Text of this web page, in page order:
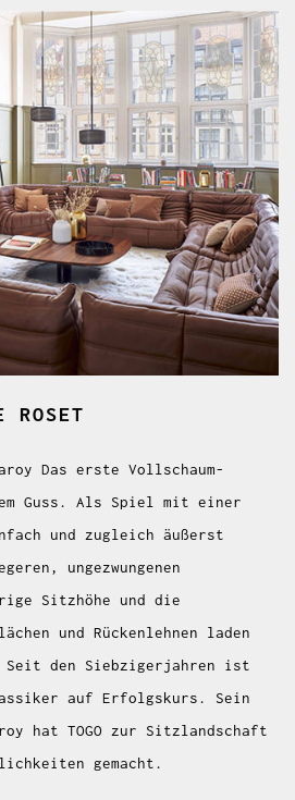
ROSET
Das erste Vollschaum-
Guss. Als Spiel mit einer
und zugleich äußerst
ungezwungenen
Sitzhöhe und die
und Rückenlehnen laden
Seit den Siebzigerjahren ist
auf Erfolgskurs. Sein
hat TOGO zur Sitzlandschaft
gemacht.